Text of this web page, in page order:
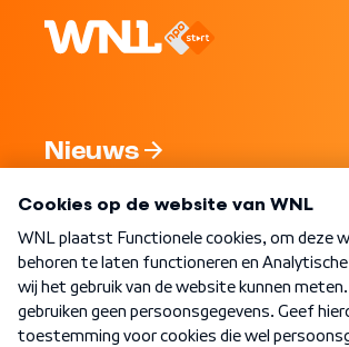
Nieuws
Nieuwsbrief
Word Lid